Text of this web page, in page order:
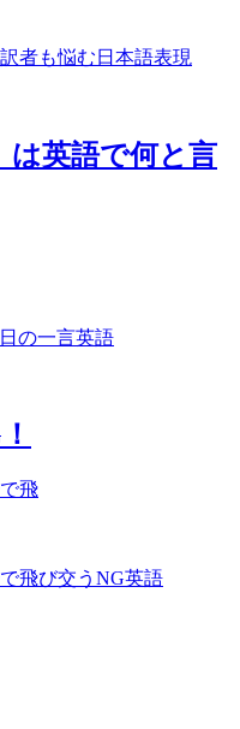
者も悩む日本語表現
は英語で何と言
の一言英語
！
飛
飛び交うNG英語